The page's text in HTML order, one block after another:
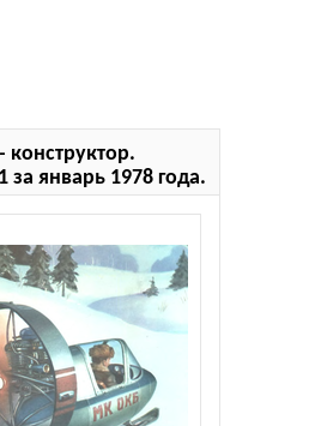
конструктор.
январь 1978 года.